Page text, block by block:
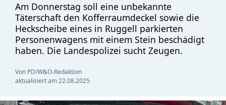
Am Donnerstag soll eine unbekannte
Täterschaft den Kofferraumdeckel sowie die
Heckscheibe eines in Ruggell parkierten
Personenwagens mit einem Stein beschädigt
haben. Die Landespolizei sucht Zeugen.
Von PD/W&O-Redaktion
aktualisiert am22.08.2025